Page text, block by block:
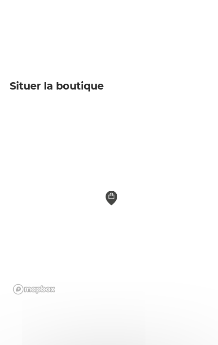
Situer la boutique